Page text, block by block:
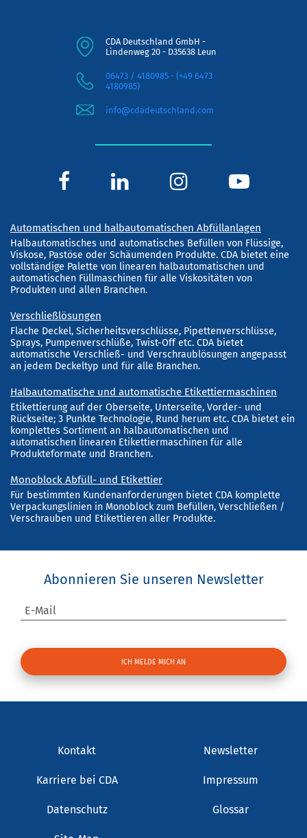
CDA Deutschland GmbH -
Lindenweg 20 - D35638 Leun
06473 / 4180985 - (+49 6473
4180985)
info@cdadeutschland.com
Automatischen und halbautomatischen Abfüllanlagen
Halbautomatisches und automatisches Befüllen von Flüssige,
Viskose, Pastöse oder Schäumenden Produkte. CDA bietet eine
vollständige Palette von linearen halbautomatischen und
automatischen Füllmaschinen für alle Viskositäten von
Produkten und allen Branchen.
Verschließlösungen
Flache Deckel, Sicherheitsverschlüsse, Pipettenverschlüsse,
Sprays, Pumpenverschlüße, Twist-Off etc. CDA bietet
automatische Verschließ- und Verschraublösungen angepasst
an jedem Deckeltyp und für alle Branchen.
Halbautomatische und automatische Etikettiermaschinen
Etikettierung auf der Oberseite, Unterseite, Vorder- und
Rückseite; 3 Punkte Technologie, Rund herum etc. CDA bietet ein
komplettes Sortiment an halbautomatischen und
automatischen linearen Etikettiermaschinen für alle
Produkteformate und Branchen.
Monoblock Abfüll- und Etikettier
Für bestimmten Kundenanforderungen bietet CDA komplette
Verpackungslinien in Monoblock zum Befüllen, Verschließen /
Verschrauben und Etikettieren aller Produkte.
Abonnieren Sie unseren Newsletter
E-Mail
Kontakt Newsletter
Karriere bei CDA Impressum
Datenschutz Glossar